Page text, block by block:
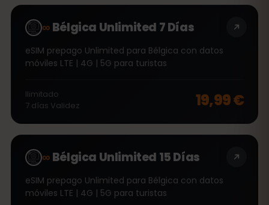
∞Bélgica Unlimited 7 Días
eSIM prepago Unlimited para Bélgica con datos
móviles LTE | 4G | 5G para turistas
Ilimitado
7 días Validez 19,99 €
∞Bélgica Unlimited 15 Días
eSIM prepago Unlimited para Bélgica con datos
móviles LTE | 4G | 5G para turistas